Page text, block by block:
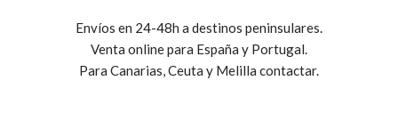
Envíos en 24-48h a destinos peninsulares.
Venta online para España y Portugal.
Para Canarias, Ceuta y Melilla contactar.